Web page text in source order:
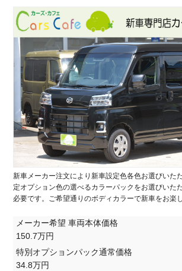
新車メーカー注文により新車設定色各色お選びいた
定オプション色の選べるカラーパックをお選びいた
必要です。ご希望通りのボディカラーで新車をお楽
メーカー希望 車両本体価格
150.7万円
特別オプションパック通常価格
34.8万円